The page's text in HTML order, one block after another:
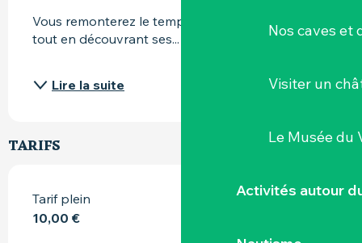
Nos caves et
Visiter un
Le Musée du
Activités autour
Vous remonterez le temps et l’histoire de Clisson
tout en découvrant ses...
Lire la suite
TARIFS
Tarif plein
10,00 €